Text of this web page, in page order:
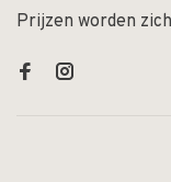
Prijzen worden